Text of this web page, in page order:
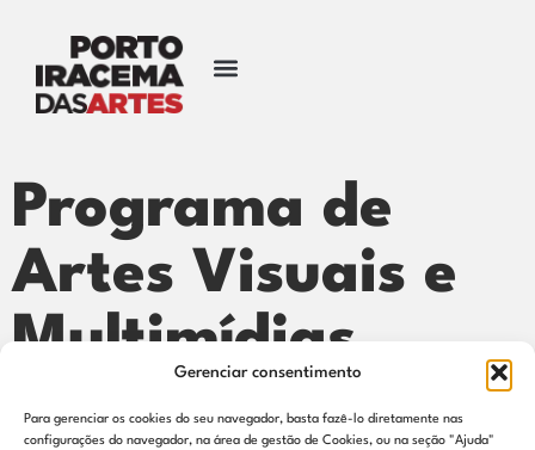
Gerenciar consentimento
Para gerenciar os cookies do seu navegador, basta fazê-lo diretamente nas
configurações do navegador, na área de gestão de Cookies, ou na seção "Ajuda"
Programa de
Artes Visuais e
Multimídias